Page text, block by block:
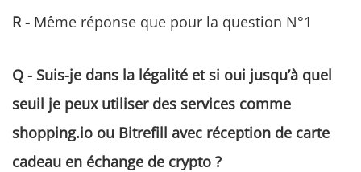
R - Même réponse que pour la question N°1
Q - Suis-je dans la légalité et si oui jusqu’à quel
seuil je peux utiliser des services comme
shopping.io ou Bitrefill avec réception de carte
cadeau en échange de crypto ?